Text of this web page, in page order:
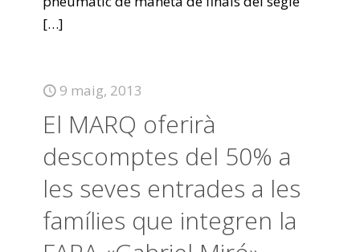
[…]
9 maig, 2013
El MARQ oferirà
descomptes del 50% a
les seves entrades a les
famílies que integren la